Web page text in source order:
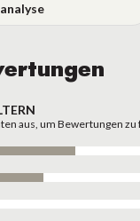
aus, um Bewertungen